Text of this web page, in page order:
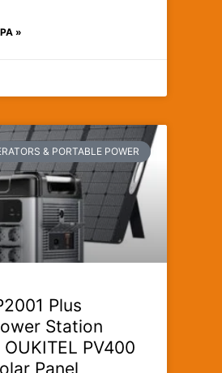
»
& PORTABLE POWER
Plus
Station
PV400
Panel